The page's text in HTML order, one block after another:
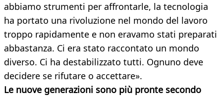
abbiamo strumenti per affrontarle, la tecnologia
ha portato una rivoluzione nel mondo del lavoro
troppo rapidamente e non eravamo stati preparati
abbastanza. Ci era stato raccontato un mondo
diverso. Ci ha destabilizzato tutti. Ognuno deve
decidere se rifutare o accettare».
Le nuove generazioni sono più pronte secondo